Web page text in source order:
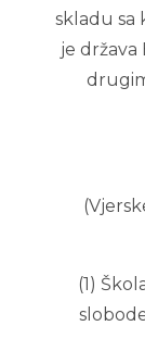
skladu sa
je država
(1)